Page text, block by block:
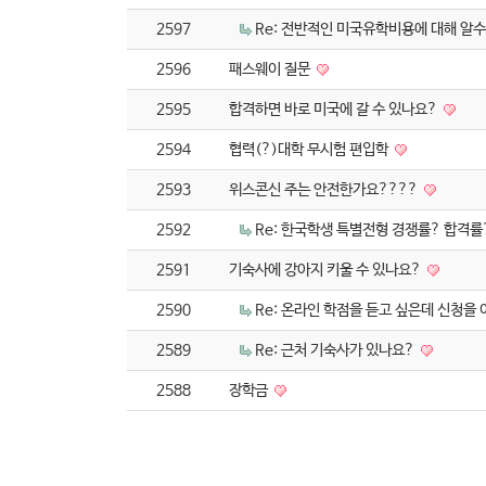
2597 Re: 전반적인 미국유학비용에 대해 알
2596 패스웨이 질문
2595 합격하면 바로 미국에 갈 수 있나요?
2594 협력(?)대학 무시험 편입학
2593 위스콘신 주는 안전한가요????
2592 Re: 한국학생 특별전형 경쟁률? 합격률
2591 기숙사에 강아지 키울 수 있나요?
2590 Re: 온라인 학점을 듣고 싶은데 신청을
2589 Re: 근처 기숙사가 있나요?
2588 장학금